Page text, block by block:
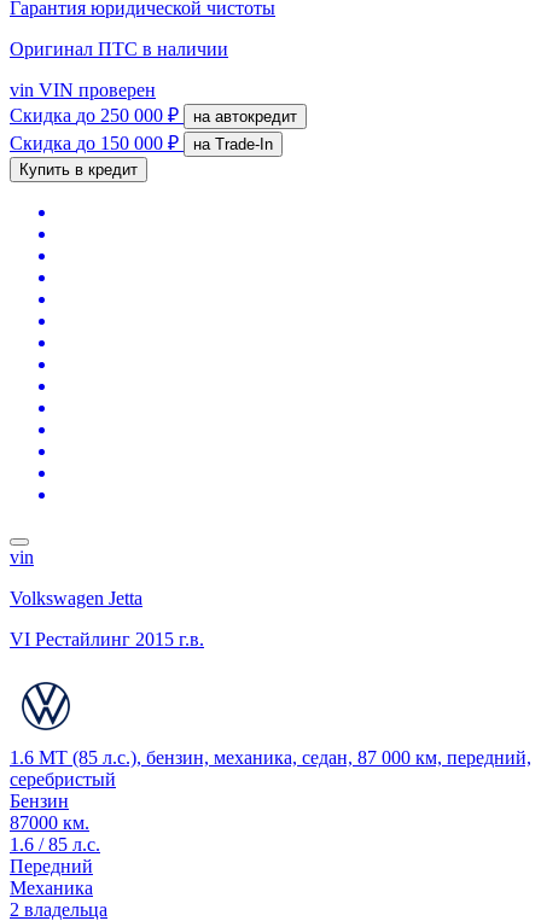
Гарантия юридической чистоты
Оригинал ПТС в наличии
vin VIN проверен
Скидка до 250 000 ₽ на автокредит
Скидка до 150 000 ₽
на Trade-In
Купить в кредит
vin
Volkswagen Jetta
VI Рестайлинг 2015 г.в.
1.6 MT (85 л.с.), бензин, механика, седан, 87 000 км, передний,
серебристый
Бензин
87000 км.
1.6 / 85 л.с.
Передний
Механика
2 владельца